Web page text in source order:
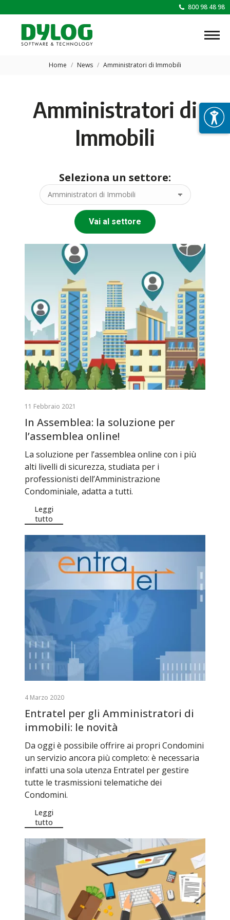
800 98 48 98
Tu sei qui:
Home News Amministratori di Immobili
Amministratori di
Immobili
Seleziona un settore:
Vai al settore
11 Febbraio 2021
In Assemblea: la soluzione per
l’assemblea online!
La soluzione per l’assemblea online con i più
alti livelli di sicurezza, studiata per i
professionisti dell’Amministrazione
Condominiale, adatta a tutti.
Leggi
tutto
4 Marzo 2020
Entratel per gli Amministratori di
immobili: le novità
Da oggi è possibile offrire ai propri Condomini
un servizio ancora più completo: è necessaria
infatti una sola utenza Entratel per gestire
tutte le trasmissioni telematiche dei
Condomini.
Leggi
tutto